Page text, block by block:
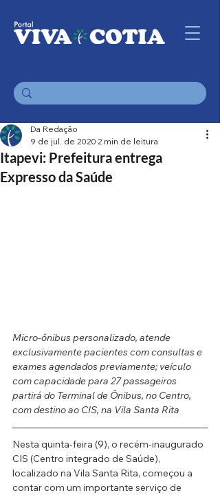
Itapevi: Prefeitura entrega
Expresso da Saúde
Da Redação
9 de jul. de 2020 2 min de leitura
Micro-ônibus personalizado, atende
exclusivamente pacientes com consultas e
exames agendados previamente; veículo
com capacidade para 27 passageiros
partirá do Terminal de Ônibus, no Centro,
com destino ao CIS, na Vila Santa Rita
Nesta quinta-feira (9), o recém-inaugurado
CIS (Centro integrado de Saúde),
localizado na Vila Santa Rita, começou a
contar com um importante serviço de